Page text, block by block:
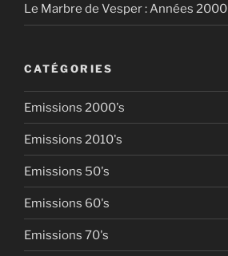
Le Marbre de Vesper : Années 2000
CATÉGORIES
Emissions 2000's
Emissions 2010's
Emissions 50's
Emissions 60's
Emissions 70's